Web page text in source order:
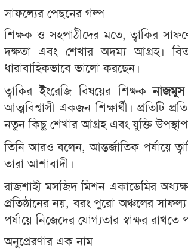
সাফল্যের পেছনের গল্প
শিক্ষক ও সহপাঠীদের মতে, ত্বাকির
দক্ষতা এবং শেখার অদম্য আগ্রহ।
ধারাবাহিকভাবে ভালো করছেন।
ত্বাকির ইংরেজি বিষয়ের শিক্ষক
আত্মবিশ্বাসী একজন শিক্ষার্থী। প্রতিটি
নতুন কিছু শেখার আগ্রহ এবং যুক্তি
তিনি আরও বলেন, আন্তর্জাতিক পর্যায়ে
তারা আশাবাদী।
রাজশাহী মসজিদ মিশন একাডেমির
প্রতিষ্ঠানের নয়, বরং পুরো অঞ্চলের
পর্যায়ে নিজেদের যোগ্যতার স্বাক্ষর রাখতে
অনুপ্রেরণার এক নাম